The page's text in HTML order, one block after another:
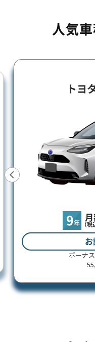
人気
お試しお見積り
ボーナス月加算額（年2
55,000円（税込）